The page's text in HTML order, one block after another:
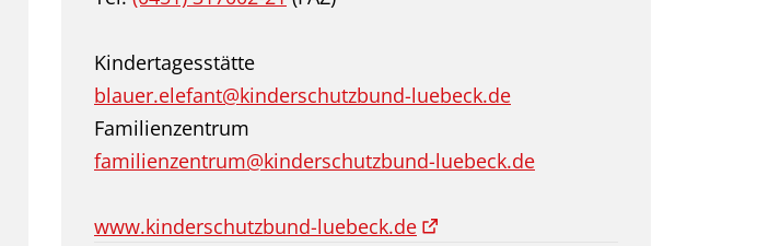
Kindertagesstätte
blauer.elefant@kinderschutzbund-luebeck.de
Familienzentrum
familienzentrum@kinderschutzbund-luebeck.de
www.kinderschutzbund-luebeck.de